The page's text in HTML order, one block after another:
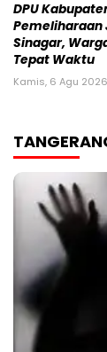
‎DPU
Pemeliharaan
Sinagar,
Tepat Waktu
Kamis, 6 Agu